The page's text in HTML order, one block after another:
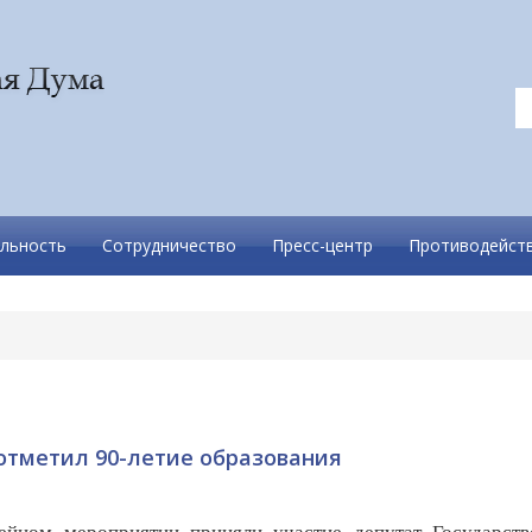
Сотрудничество Пресс-центр
90-летие образования